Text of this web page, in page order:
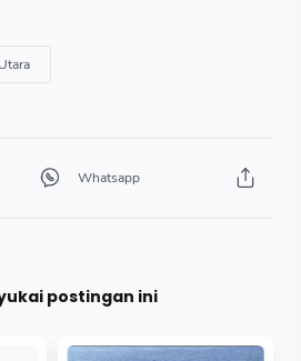
postingan ini